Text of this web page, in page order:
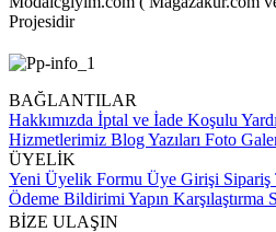
Projesidir
BAĞLANTILAR
Hakkımızda İptal ve İade Koşulu
Hizmetlerimiz Blog Yazıları Foto
ÜYELİK
Yeni Üyelik Formu Üye Girişi Sipariş
Ödeme Bildirimi Yapın Karşılaştırma
BİZE ULAŞIN